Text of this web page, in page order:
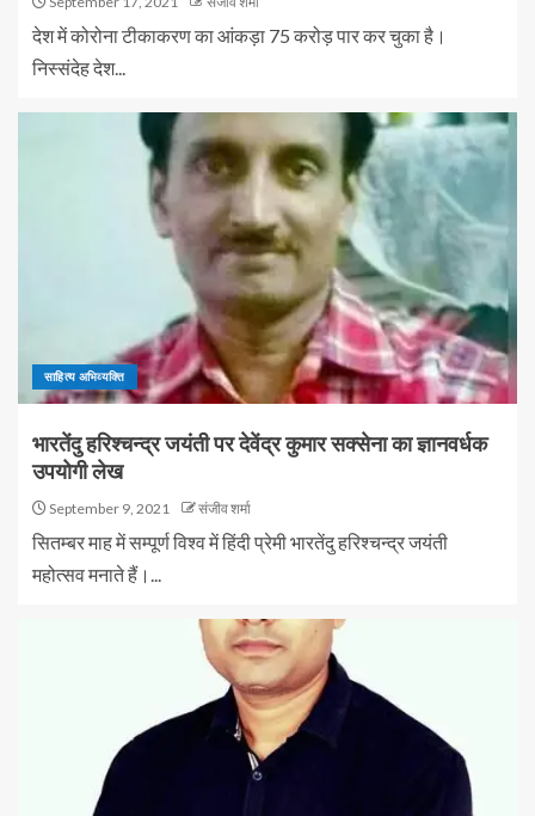
देश में कोरोना टीकाकरण का आंकड़ा 75 करोड़ पार कर चुका है।
निस्संदेह देश...
साहित्य अभिव्यक्ति
भारतेंदु हरिश्चन्द्र जयंती पर देवेंद्र कुमार सक्सेना का ज्ञानवर्धक
उपयोगी लेख
September 9, 2021 संजीव शर्मा
सितम्बर माह में सम्पूर्ण विश्व में हिंदी प्रेमी भारतेंदु हरिश्चन्द्र जयंती
महोत्सव मनाते हैं।...